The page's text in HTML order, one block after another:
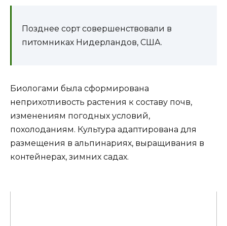
Позднее сорт совершенствовали в
питомниках Нидерландов, США.
Биологами была сформирована
неприхотливость растения к составу почв,
изменениям погодных условий,
похолоданиям. Культура адаптирована для
размещения в альпинариях, выращивания в
контейнерах, зимних садах.